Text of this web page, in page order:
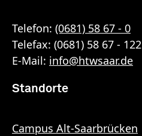
Telefon: (0681) 58 67 - 0
Telefax: (0681) 58 67 - 122
E-Mail: info@htwsaar.de
Standorte
Campus Alt-Saarbrücken